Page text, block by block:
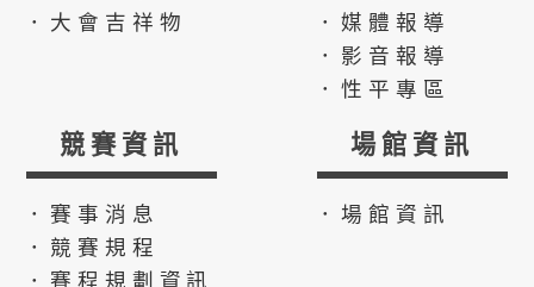
．大會吉祥物
．媒體報導
．影音報導
．性平專區
競賽資訊
．賽事消息
．競賽規程
．賽程規劃資訊
場館資訊
．場館資訊